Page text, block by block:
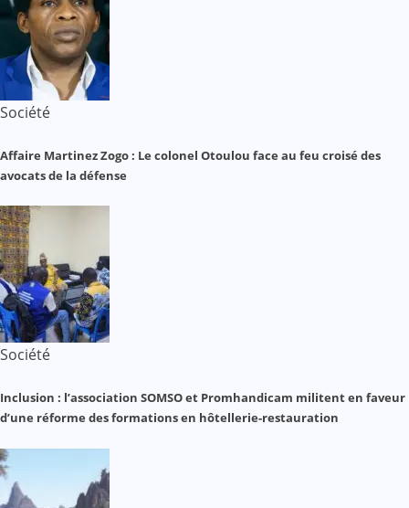
Société
Affaire Martinez Zogo : Le colonel Otoulou face au feu croisé des
avocats de la défense
Société
Inclusion : l’association SOMSO et Promhandicam militent en faveur
d’une réforme des formations en hôtellerie-restauration